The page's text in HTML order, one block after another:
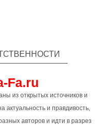
Fa.ru
из открытых источников и
актуальность и правдивость,
авторов и идти в разрез